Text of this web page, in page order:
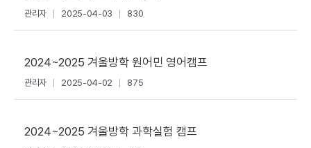
관리자 2025-04-03 830
2024~2025 겨울방학 원어민 영어캠프
관리자 2025-04-02 875
2024~2025 겨울방학 과학실험 캠프